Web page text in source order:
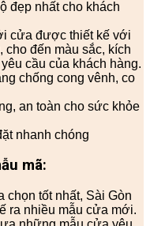
đẹp nhất cho khách
cửa được thiết kế với
cho đến màu sắc, kích
cầu của khách hàng.
chống cong vênh, co
an toàn cho sức khỏe
nhanh chóng
mã:
chọn tốt nhất, Sài Gòn
ra nhiều mẫu cửa mới.